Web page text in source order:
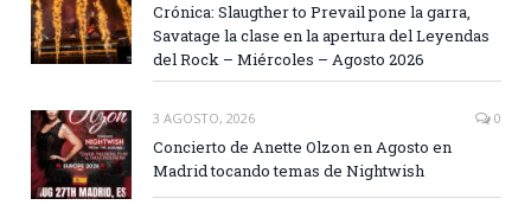
Crónica: Slaugther to Prevail pone la garra,
Savatage la clase en la apertura del Leyendas
del Rock – Miércoles – Agosto 2026
3 AGOSTO, 2026 0
Concierto de Anette Olzon en Agosto en
Madrid tocando temas de Nightwish